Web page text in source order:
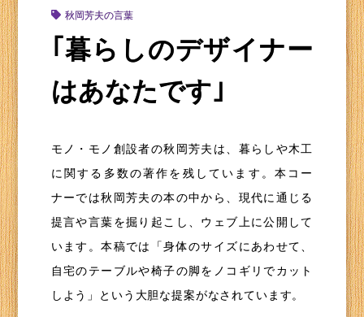
秋岡芳夫の言葉
｢暮らしのデザイナー
はあなたです｣
モノ・モノ創設者の秋岡芳夫は、暮らしや木工
に関する多数の著作を残しています。本コー
ナーでは秋岡芳夫の本の中から、現代に通じる
提言や言葉を掘り起こし、ウェブ上に公開して
います。本稿では「身体のサイズにあわせて、
自宅のテーブルや椅子の脚をノコギリでカット
しよう」という大胆な提案がなされています。